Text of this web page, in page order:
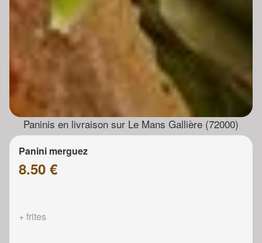
Paninis en livraison sur Le Mans Gallière (72000)
Panini merguez
8.50 €
+ frites